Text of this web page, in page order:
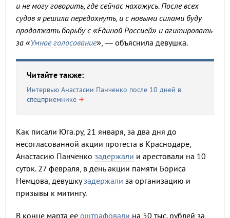
и не могу говорить, где сейчас нахожусь. После всех
судов я решила передохнуть, и с новыми силами буду
продолжать борьбу с «Единой Россией» и агитировать
за «Умное голосование», — объяснила девушка.
Читайте также:
Интервью Анастасии Панченко после 10 дней в
спецприемнике
Как писали Юга.ру, 21 января, за два дня до
несогласованной акции протеста в Краснодаре,
Анастасию Панченко задержали и арестовали на 10
суток. 27 февраля, в день акции памяти Бориса
Немцова, девушкузадержали за организацию и
призывы к митингу.
В конце марта ее оштрафовали на 50 тыс. рублей за